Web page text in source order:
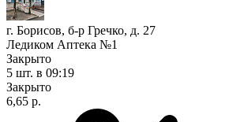
г. Борисов, б-р Гречко, д. 27
Ледиком Аптека №1
Закрыто
5 шт. в 09:19
Закрыто
6,65 р.